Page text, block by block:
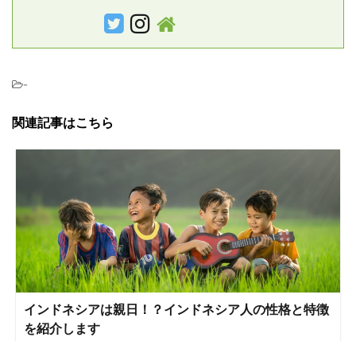
-
関連記事はこちら
インドネシアは親日！？インドネシア人の性格と特徴
を紹介します